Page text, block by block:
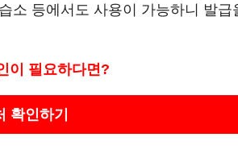
소 등에서도 사용이 가능하니 발
이 필요하다면?
확인하기